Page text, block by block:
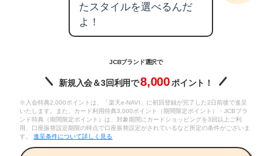
たスタイルを選べるんだ
よ！
JCBブランド選択で
新規入会＆3回利用で8,000ポイント！
※入会特典2,000ポイントは、「楽天e-NAVI」に初回登録が完了した2日前後で進呈
いたします。また、カード利用特典3,000ポイント（期間限定ポイント）・JCBブラ
ンド特典（期間限定ポイント）は、対象期間にカードショッピングを3回以上ご利
用、口座振替設定期限の時点で口座振替設定がされているなど所定の条件がございま
す。進呈条件について詳しく見る